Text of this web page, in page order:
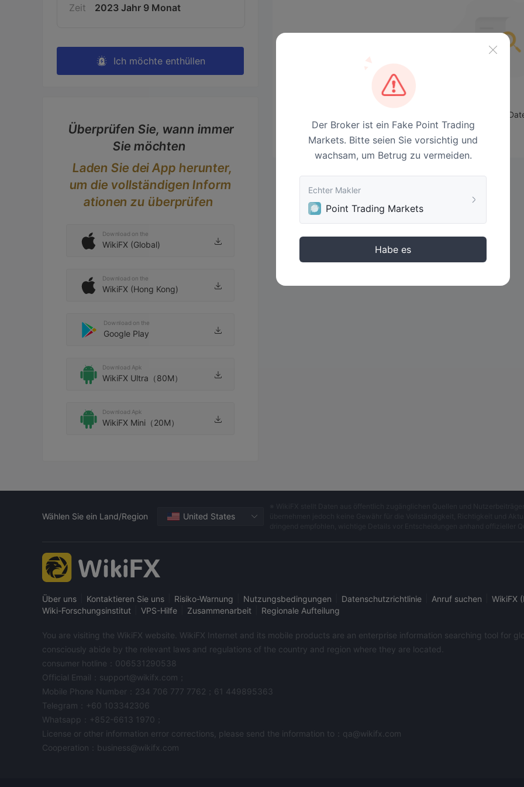
Zeit 2023 Jahr 9 Monat
Ich möchte enthüllen
Überprüfen Sie, wann immer
Sie möchten
Laden Sie dei App herunter,
um die vollständigen Inform
ationen zu überprüfen
Download on the
WikiFX (Global)
Download on the
WikiFX (Hong Kong)
Download on the
Google Play
Download Apk
WikiFX Ultra（80M）
Download Apk
WikiFX Mini（20M）
Keine
Der Broker ist ein Fake Point Trading
Markets. Bitte seien Sie vorsichtig und
wachsam, um Betrug zu vermeiden.
Echter Makler
Point Trading Markets
Habe es
Wählen Sie ein Land/Region United States
Über uns Kontaktieren Sie uns Risiko-Warnung Nutzungsbedingungen Datenschutzrichtlinie Anruf suchen
WikiFX
Wiki-Forschungsinstitut
VPS-Hilfe Zusammenarbeit Regionale Aufteilung
You are visiting the WikiFX website. WikiFX Internet and its mobile products are an enterprise information searching tool for
consciously abide by the relevant laws and regulations of the country and region where they are located.
consumer hotline：006531290538
Official Email：support@wikifx.com；
Mobile Phone Number：234 706 777 7762；61 449895363
Telegram：+60 103342306
Whatsapp：+852-6613 1970；
License or other information error corrections, please send the information to：qa@wikifx.com
Cooperation：business@wikifx.com